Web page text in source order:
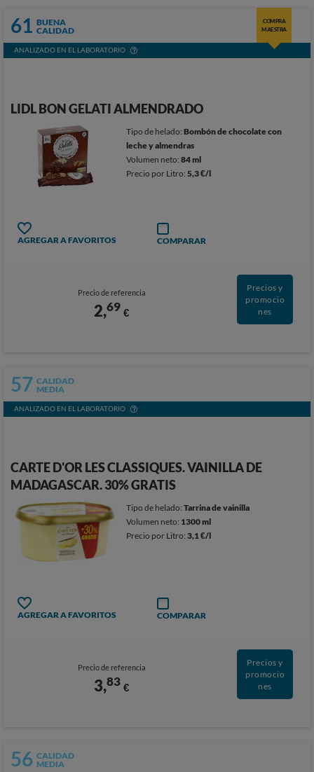
61 BUENA
CALIDAD
COMPRA
MAESTRA
ANALIZADO EN EL LABORATORIO
LIDL BON GELATI ALMENDRADO
Tipo de helado:Bombón de chocolate con
leche y almendras
Volumen neto:84 ml
Precio por Litro:5,3 €/l
AGREGAR A FAVORITOS COMPARAR
Precio de referencia
2,69 €
Precios y
promocio
nes
57 CALIDAD
MEDIA
ANALIZADO EN EL LABORATORIO
CARTE D'OR LES CLASSIQUES. VAINILLA DE
MADAGASCAR. 30% GRATIS
Tipo de helado:Tarrina de vainilla
Volumen neto: 1300 ml
Precio por Litro:3,1 €/l
AGREGAR A FAVORITOS COMPARAR
Precio de referencia
3,83 €
Precios y
promocio
nes
56 CALIDAD
MEDIA